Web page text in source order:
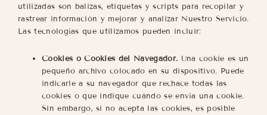
utilizadas son balizas, etiquetas y scripts para recopilar y
rastrear información y mejorar y analizar Nuestro Servicio.
Las tecnologías que utilizamos pueden incluir:
Cookies o Cookies del Navegador. Una cookie es un
pequeño archivo colocado en su dispositivo. Puede
indicarle a su navegador que rechace todas las
cookies o que indique cuándo se envía una cookie.
Sin embargo, si no acepta las cookies, es posible